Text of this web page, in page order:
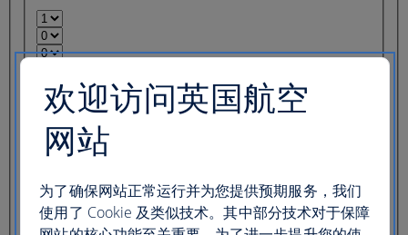
您的搜索结果将以英文显示
入住一间酒店
办理登机手续
退房
欢迎访问英国航空
网站
为了确保网站正常运行并为您提供预期服务，我们
使用了 Cookie 及类似技术。其中部分技术对于保障